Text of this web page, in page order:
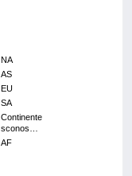
NA
AS
EU
SA
Continente
sconos…
AF